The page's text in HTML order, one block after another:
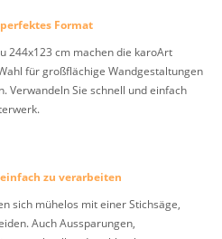
Format
244x123 cm machen die karoArt
für großflächige Wandgestaltungen
Verwandeln Sie schnell und einfach
zu verarbeiten
sich mühelos mit einer Stichsäge,
Auch Aussparungen,